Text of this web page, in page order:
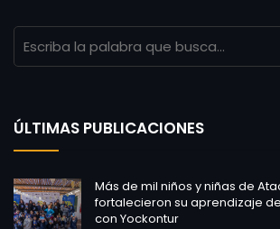
ÚLTIMAS PUBLICACIONES
Más de mil niños y niñas de
fortalecieron su aprendizaje
con Yockontur